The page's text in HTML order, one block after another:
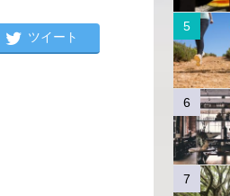
ツイート